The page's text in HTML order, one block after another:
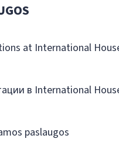
at International
в International
paslaugos